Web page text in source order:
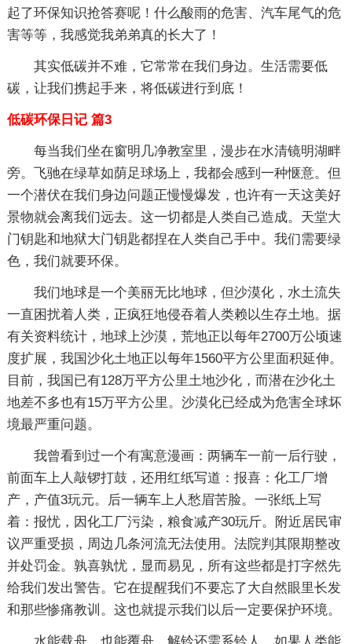
起了环保知识抢答赛呢！什么酸雨的危害、汽车尾气的危
害等等，我感觉我弟弟真的长大了！
其实低碳并不难，它常常在我们身边。生活需要低
碳，让我们携起手来，将低碳进行到底！
低碳环保日记 篇3
每当我们坐在窗明几净教室里，漫步在水清镜明湖畔
旁。飞驰在绿草如荫足球场上，我都会感到一种惬意。但
一个潜伏在我们身边问题正慢慢爆发，也许有一天这美好
景物就会离我们远去。这一切都是人类自己造成。天堂大
门钥匙和地狱大门钥匙都捏在人类自己手中。我们需要绿
色，我们就要环保。
我们地球是一个美丽无比地球，但沙漠化，水土流失
一直困扰着人类，正疯狂地侵吞着人类赖以生存土地。据
有关资料统计，地球上沙漠，荒地正以每年2700万公顷速
度扩展，我国沙化土地正以每年1560平方公里面积延伸。
目前，我国已有128万平方公里土地沙化，而潜在沙化土
地差不多也有15万平方公里。沙漠化已经成为危害全球坏
境最严重问题。
我曾看到过一个有寓意漫画：两辆车一前一后行驶，
前面车上人敲锣打鼓，还用红纸写道：报喜：化工厂增
产，产值3玩元。后一辆车上人愁眉苦脸。一张纸上写
着：报忧，因化工厂污染，粮食减产30玩斤。附近居民审
议严重受损，周边几条河流无法使用。法院判其限期整改
并处罚金。孰喜孰忧，显而易见，所有这些都是打字然先
给我们发出警告。它在提醒我们不要忘了大自然眼里长发
和那些惨痛教训。这也就提示我们以后一定要保护环境。